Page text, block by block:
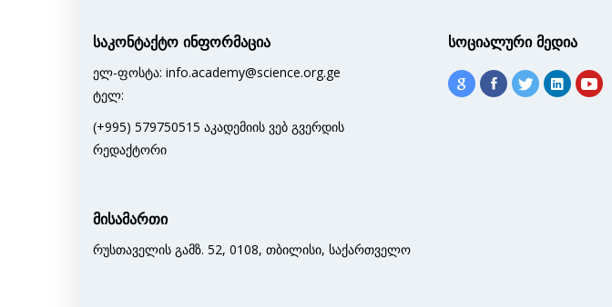
საკონტაქტო ინფორმაცია
ელ-ფოსტა: info.academy@science.org.ge
ტელ:
(+995) 579750515 აკადემიის ვებ გვერდის
რედაქტორი
მისამართი
რუსთაველის გამზ. 52, 0108, თბილისი, საქართველო
სოციალური მედია